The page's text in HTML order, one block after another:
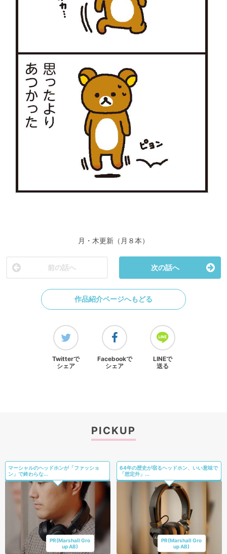
月・木更新（月８本）
前の話へ 次の話へ
作品紹介ページへもどる
Twitterで
シェア
Facebookで
シェア
LINEで
送る
PICKUP
マーシャルのヘッドホンが「ファッショ
ン」で終わらな...
PR(Marshall Gro
up AB)
64年の歴史が宿るヘッドホン、いい意味で
「想定外」...
PR(Marshall Gro
up AB)